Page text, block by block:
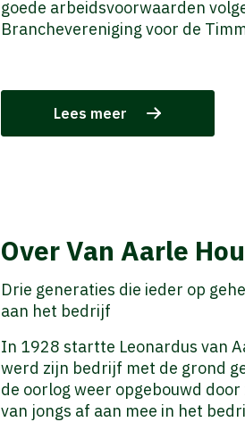
goede arbeidsvoorwaarden
Branchevereniging voor de
Lees meer
Over Van Aarle
Drie generaties die ieder op
aan het bedrijf
In 1928 startte Leonardus van
werd zijn bedrijf met de grond
de oorlog weer opgebouwd
van jongs af aan mee in het